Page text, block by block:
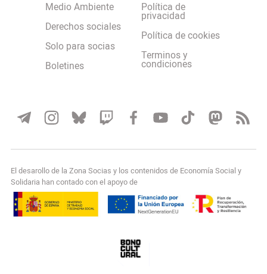
Medio Ambiente
Derechos sociales
Solo para socias
Boletines
Política de
privacidad
Política de cookies
Terminos y
condiciones
El desarollo de la Zona Socias y los contenidos de Economía Social y
Solidaria han contado con el apoyo de